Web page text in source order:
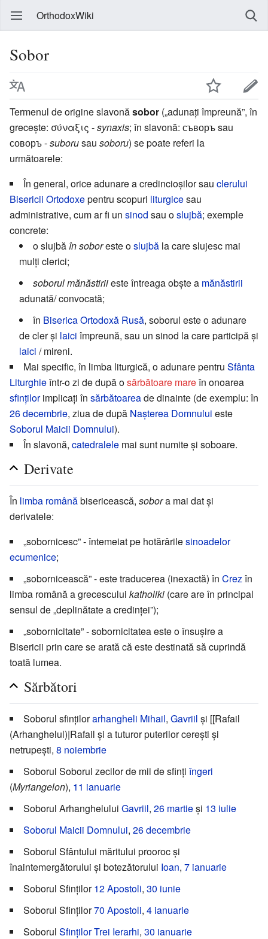
OrthodoxWiki
Sobor
Termenul de origine slavonăsobor („adunați împreună”, în
grecește: σύναξις -synaxis; în slavonă: съворъ sau
соворъ -suborusau soboru) se poate referi la
următoarele:
În general, orice adunare a credincioșilor sau clerului
Bisericii Ortodoxepentru scopuri liturgicesau
administrative, cum ar fi un sinod sau oslujbă; exemple
concrete:
o slujbă în soboreste oslujbă la care slujesc mai
mulți clerici;
soborul mănăstiriieste întreaga obște a mănăstirii
adunată/ convocată;
în Biserica Ortodoxă Rusă, soborul este o adunare
de cler și laici împreună, sau un sinod la care participă și
laici / mireni.
Mai specific, în limba liturgică, o adunare pentru Sfânta
Liturghieîntr-o zi de după osărbătoare mareîn onoarea
sfințilorimplicați în sărbătoareade dinainte (de exemplu: în
26 decembrie, ziua de după Nașterea Domnului este
Soborul Maicii Domnului).
În slavonă, catedralele mai sunt numite și soboare.
Derivate
În limba românăbisericească, sobora mai dat și
derivatele:
„sobornicesc” - întemeiat pe hotărârilesinoadelor
ecumenice;
„sobornicească” - este traducerea (inexactă) în Crez în
limba română a grecescului katholiki (care are în principal
sensul de „deplinătate a credinței”);
„sobornicitate” - sobornicitatea este o însușire a
Bisericii prin care se arată că este destinată să cuprindă
toată lumea.
Sărbători
Soborul sfințilorarhangheli Mihail, Gavriil și [[Rafail
(Arhanghelul)|Rafail și a tuturor puterilor cerești și
netrupești, 8 noiembrie
Soborul Soborul zecilor de mii de sfinți îngeri
(Myriangelon), 11 ianuarie
Soborul Arhanghelului Gavriil, 26 martieși 13 iulie
Soborul Maicii Domnului, 26 decembrie
Soborul Sfântului măritului prooroc și
înaintemergătorului și botezătorului Ioan, 7 ianuarie
Soborul Sfinților12 Apostoli, 30 iunie
Soborul Sfinților70 Apostoli, 4 ianuarie
Soborul Sfinților Trei Ierarhi, 30 ianuarie